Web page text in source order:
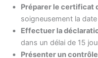
Préparer le certificat
soigneusement la
Effectuer la
dans un délai de 15
Présenter un